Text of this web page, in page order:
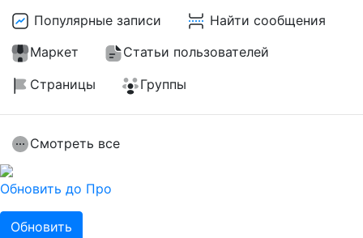
Популярные записи
Найти сообщения
Маркет
Статьи пользователей
Страницы
Группы
Смотреть все
Обновить до Про
Обновить